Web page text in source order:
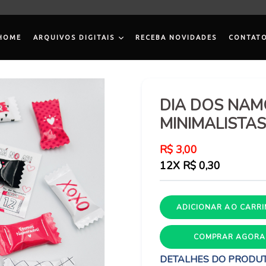
ARQUIVOS DIGITAIS RECEBA NOVIDADES CONTATO
DIA DOS
MINIMALISTAS
Preço
normal
R$ 3,00
12X R$ 0,30
ADICIONAR AO
COMPRAR AGORA
DETALHES DO